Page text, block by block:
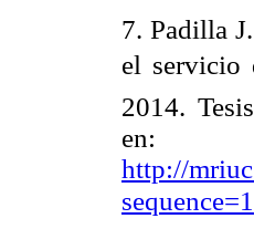
7. Padilla
el servicio
2014.
en:
http://
sequence=1